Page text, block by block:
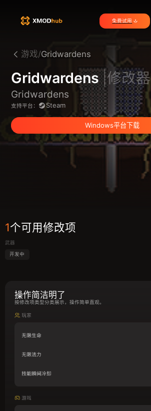
免费试用
游戏/Gridwardens
Gridwardens |修改器
Gridwardens
支持平台： Steam
Windows平台下载
1个可用修改项
武器
开发中
操作简洁明了
按修改项类型分类展示，操作简单直观。